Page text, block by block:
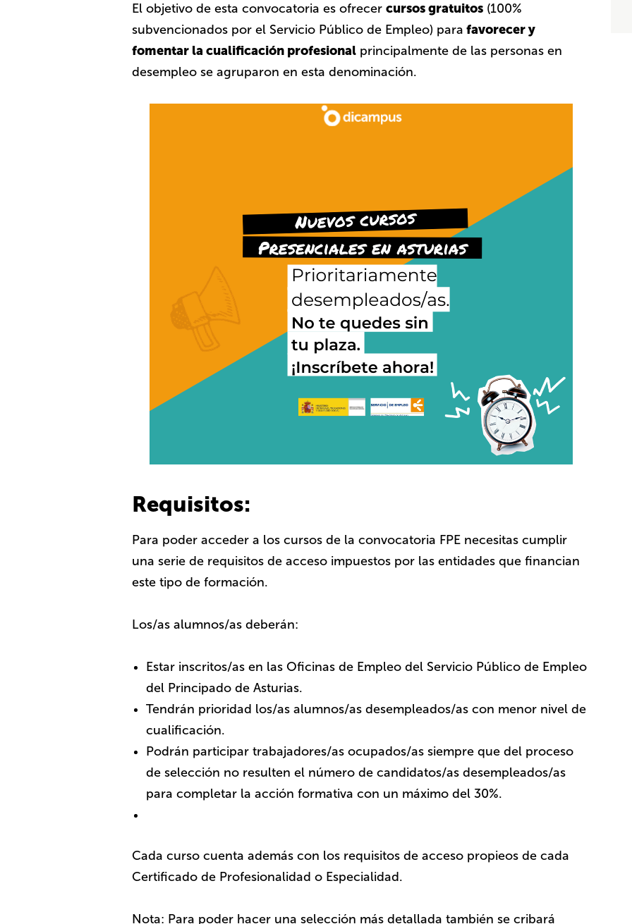
El objetivo de esta convocatoria es ofrecer cursos gratuitos (100%
subvencionados por el Servicio Público de Empleo) para favorecer y
fomentar la cualificación profesional principalmente de las personas en
desempleo se agruparon en esta denominación.
Requisitos:
Para poder acceder a los cursos de la convocatoria FPE necesitas cumplir
una serie de requisitos de acceso impuestos por las entidades que financian
este tipo de formación.
Los/as alumnos/as deberán:
Estar inscritos/as en las Oficinas de Empleo del Servicio Público de Empleo
del Principado de Asturias.
Tendrán prioridad los/as alumnos/as desempleados/as con menor nivel de
cualificación.
Podrán participar trabajadores/as ocupados/as siempre que del proceso
de selección no resulten el número de candidatos/as desempleados/as
para completar la acción formativa con un máximo del 30%.
Cada curso cuenta además con los requisitos de acceso propieos de cada
Certificado de Profesionalidad o Especialidad.
Nota: Para poder hacer una selección más detallada también se cribará